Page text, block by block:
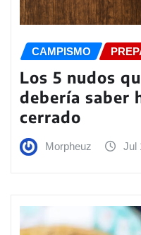
CAMPISMO
Los 5 nudos
debería saber
cerrado
Morpheuz Jul